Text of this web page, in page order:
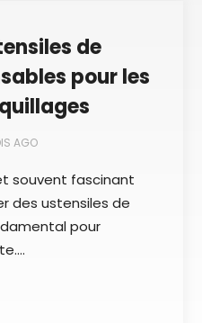
de
pour les
AGO
souvent fascinant
des ustensiles de
pour